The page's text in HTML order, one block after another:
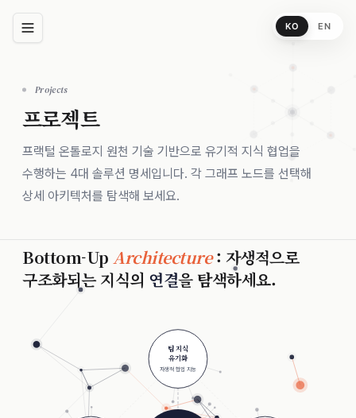
Projects
프로젝트
프랙털 온톨로지 원천 기술 기반으로 유기적 지식 협업을
수행하는 4대 솔루션 명세입니다. 각 그래프 노드를 선택해
상세 아키텍처를 탐색해 보세요.
Bottom-Up Architecture: 자생적으로
구조화되는 지식의 연결을 탐색하세요.
팀 지식
유기화
자생적 협업 지능
KO EN